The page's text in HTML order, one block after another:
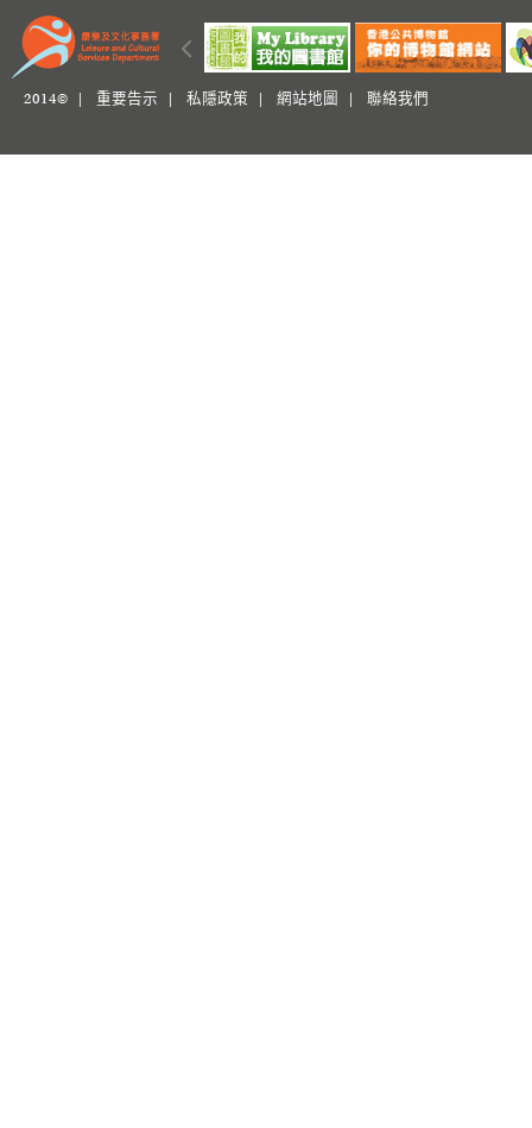
2014© | 重要告示 私隱政策 網站地圖 聯絡我們